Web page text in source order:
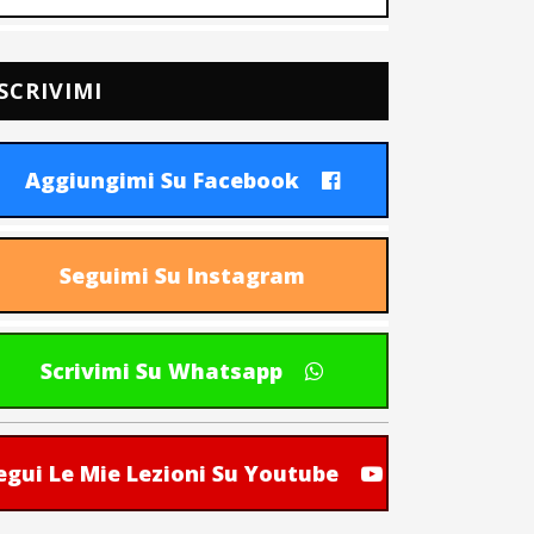
Aggiungimi Su Facebook
Seguimi Su Instagram
Scrivimi Su Whatsapp
Le Mie Lezioni Su Youtube